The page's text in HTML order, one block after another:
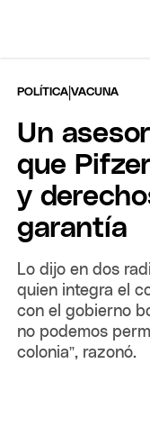
POLÍTICA |VACUNA
Un
que
y
garantía
Lo dijo en dos
quien integra el
con el gobierno
no podemos
colonia”, razonó.